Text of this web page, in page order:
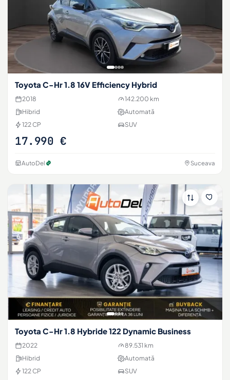
Toyota C-Hr 1.8 16V Efficiency Hybrid
2018
142.200 km
Hibrid
Automată
122 CP
SUV
17.990 €
AutoDel Suceava
Toyota C-Hr 1.8 Hybride 122 Dynamic Business
2022
89.531 km
Hibrid
Automată
122 CP
SUV